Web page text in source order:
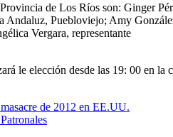
de Los Ríos son: Ginger
Puebloviejo; Amy
Vergara, representante
le elección desde las 19: 00 en la
de 2012 en EE.UU.